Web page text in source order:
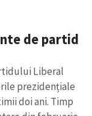
de partid
Liberal
prezidențiale
doi ani. Timp